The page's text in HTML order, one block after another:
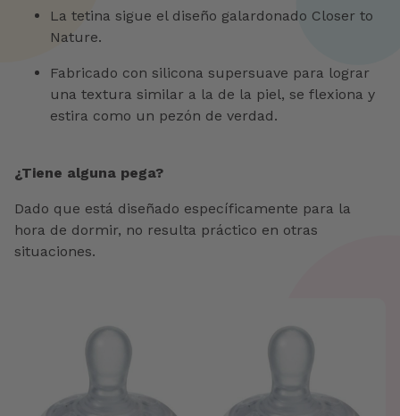
La tetina sigue el diseño galardonado Closer to
Nature.
Fabricado con silicona supersuave para lograr
una textura similar a la de la piel, se flexiona y
estira como un pezón de verdad.
¿Tiene alguna pega?
Dado que está diseñado específicamente para la
hora de dormir, no resulta práctico en otras
situaciones.